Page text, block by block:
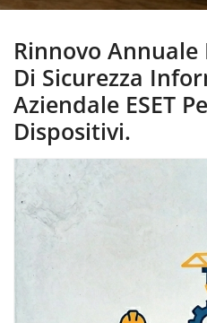
Rinnovo
Di Sicurezza
Aziendale ESET
Dispositivi.